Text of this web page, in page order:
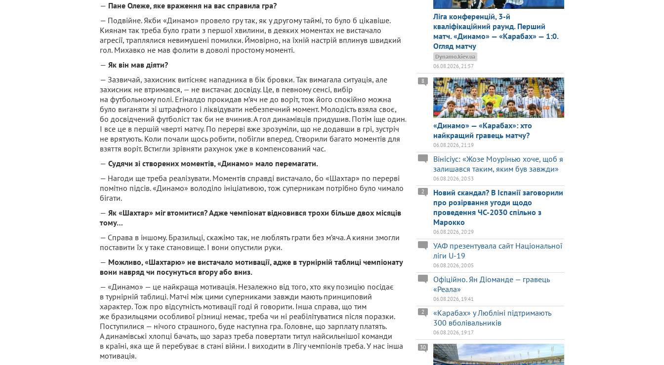
— Пане Олеже, яке враження на вас справила гра?
— Подвійне. Якби «Динамо» провело гру так, як у другому таймі, то було б цікавіше.
Киянам так треба було грати з першої хвилини, в деяких моментах не вистачало
агресії, траплялися невимушені помилки. Ймовірно, на їхній настрій вплинув швидкий
гол. Михавко не мав фолити в доволі простому моменті.
— Як він мав діяти?
— Зазвичай, захисник витісняє нападника в бік бровки. Так вимагала ситуація, але
захисник не втримався, — не вистачає досвіду. Це, в певному сенсі, вибір
на футбольному полі. Егіналдо прокидав м’яч не до воріт, тож його спокійно можна
було виганяти зі штрафного і ліквідувати небезпечний момент. Молодість взяла своє,
бо досвідчений футболіст так би не вчинив. А гол динамівців придушив. Потім іще один.
І все це в першій чверті матчу. По перерві вже зрозуміли, що не додавши в грі, зустріч
не врятують. Коли почали щось робити, побігли вперед. Створили багато моментів для
взяття воріт. Встигли зрівняти рахунок уже в компенсований час.
— Судячи зі створених моментів, «Динамо» мало перемагати.
— Нагоди ще треба реалізувати. Моментів справді вистачало, бо «Шахтар» по перерві
помітно підсів. «Динамо» володіло ініціативою, тож суперникам потрібно було чимало
бігати.
— Як «Шахтар» міг втомитися? Адже чемпіонат відновився трохи більше двох місяців
тому…
— Справа в іншому. Бразильці, скажімо так, не люблять грати без м’яча. А кияни змогли
поставити їх у таке становище. І вони опустили руки.
— Можливо, «Шахтарю» не вистачало мотивації, адже в турнірній таблиці чемпіонату
вони навряд чи посунуться вгору або вниз.
— «Динамо» — це найкраща мотивація. Незалежно від того, хто яку позицію посідає
в турнірній таблиці. Матчі між цими суперниками завжди мають принциповий
характер. Тож про відсутність мотивації годі й говорити. Інша справа, що тим
же бразильцями особливої різниці немає, треба чи ні реабілітуватися після поразки.
Поступилися — нічого страшного, буде наступна гра. Головне, що зарплату платять.
А динамівські хлопці бачать, що зараз треба повертати титул найсильнішої команди
в країні, яка ще й перебуває в стані війни. І виходити в Лігу чемпіонів треба. У нас інша
мотивація.
Ліга конференцій, 3-й
кваліфікаційний раунд. Перший
матч. «Динамо» — «Карабах» — 1:0.
Огляд матчу
Dynamo.kiev.ua
06.08.2026, 21:57
«Динамо» — «Карабах»: хто
найкращий гравець матчу?
8
06.08.2026, 21:19
Вінісіус: «Жозе Моурінью хоче, щоб я
залишався таким, яким був завжди»
06.08.2026, 20:53
Новий скандал? В Іспанії заговорили
про розірвання угоди щодо
проведення ЧС-2030 спільно з
Марокко
2
06.08.2026, 20:29
УАФ презентувала сайт Національної
ліги U-19
06.08.2026, 20:05
Офіційно. Ян Діоманде — гравець
«Реала»
06.08.2026, 19:41
«Карабах» у Любліні підтримають
300 вболівальників
2
06.08.2026, 19:17
30